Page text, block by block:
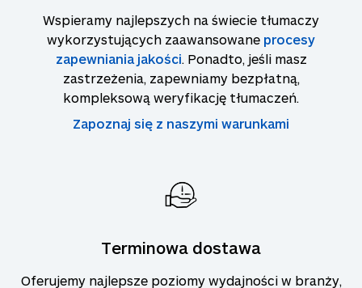
Wspieramy najlepszych na świecie tłumaczy
wykorzystujących zaawansowane procesy
zapewniania jakości. Ponadto, jeśli masz
zastrzeżenia, zapewniamy bezpłatną,
kompleksową weryfikację tłumaczeń.
Zapoznaj się z naszymi warunkami
Terminowa dostawa
Oferujemy najlepsze poziomy wydajności w branży,